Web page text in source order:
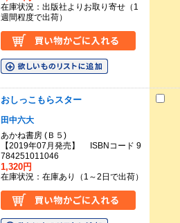
在庫状況：出版社よりお取り寄せ（1
週間程度で出荷）
おしっこもらスター
田中六大
あかね書房 (Ｂ５)
【2019年07月発売】 ISBNコード 9
784251011046
1,320円
在庫状況：在庫あり（1～2日で出荷）